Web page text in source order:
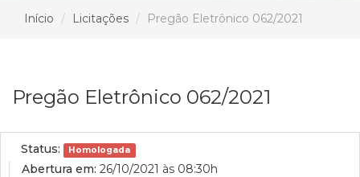
Início Licitações Pregão Eletrônico 062/2021
Pregão Eletrônico 062/2021
Status: Homologada
Abertura em: 26/10/2021 às 08:30h